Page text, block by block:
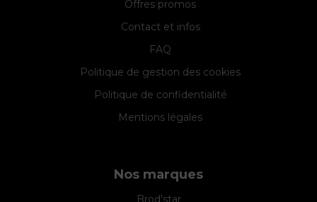
Offres promos
Contact et infos
FAQ
Politique de gestion des cookies
Politique de confidentialité
Mentions légales
Nos marques